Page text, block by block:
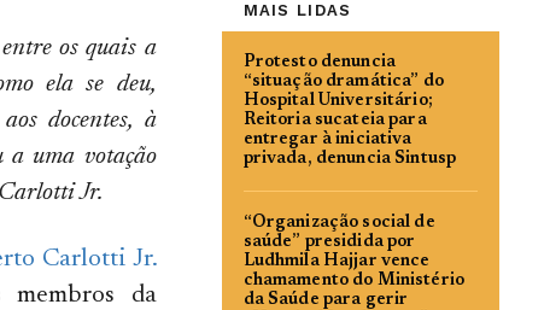
os quais a
ela se deu,
docentes, à
a uma votação
Jr.
Carlotti Jr.
da
MAIS LIDAS
Protesto denuncia
“situação dramática” do
Hospital Universitário;
Reitoria sucateia para
entregar à iniciativa
privada, denuncia Sintusp
“Organização social de
saúde” presidida por
Ludhmila Hajjar vence
chamamento do Ministério
da Saúde para gerir